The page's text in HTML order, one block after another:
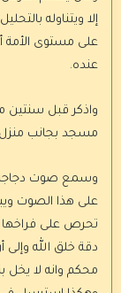
إلا ويتناوله
على مستوى الأمة
عنده.
واذكر قبل سنتين
مسجد بجانب منزل
وسمع صوت دجاجه
على هذا الصوت
تحرص على فراخها
دقة خلق الله
محكم وانه لا يخل